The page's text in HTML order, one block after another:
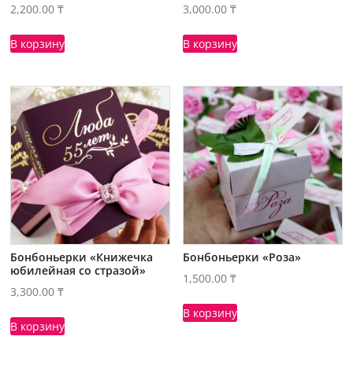
2,200.00₸
В корзину
3,000.00₸
В корзину
Бонбоньерки «Книжечка
юбилейная со стразой»
3,300.00₸
В корзину
Бонбоньерки «Роза»
1,500.00₸
В корзину